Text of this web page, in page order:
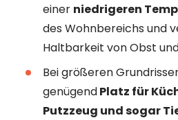
einer niedrigeren
des Wohnbereichs und
Haltbarkeit von Obst
Bei größeren
genügendPlatz für
Putzzeug und sogar